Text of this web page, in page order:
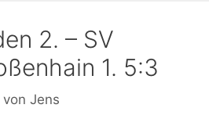
2. – SV
1. 5:3
von Jens